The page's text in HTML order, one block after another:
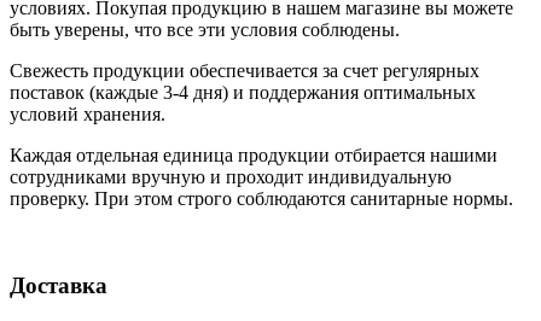
условиях. Покупая продукцию в нашем магазине вы можете
быть уверены, что все эти условия соблюдены.
Свежесть продукции обеспечивается за счет регулярных
поставок (каждые 3-4 дня) и поддержания оптимальных
условий хранения.
Каждая отдельная единица продукции отбирается нашими
сотрудниками вручную и проходит индивидуальную
проверку. При этом строго соблюдаются санитарные нормы.
Доставка